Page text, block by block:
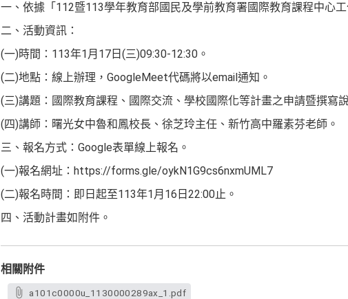
一、依據「112暨113學年教育部國民及學前教育署國際教育課程中心工
二、活動資訊：
(一)時間：113年1月17日(三)09:30-12:30。
(二)地點：線上辦理，GoogleMeet代碼將以email通知。
(三)講題：國際教育課程、國際交流、學校國際化等計畫之申請暨撰寫
(四)講師：曙光女中魯和鳳校長、徐芝玲主任、新竹高中羅素芬老師。
三、報名方式：Google表單線上報名。
(一)報名網址：https://forms.gle/oykN1G9cs6nxmUML7
(二)報名時間：即日起至113年1月16日22:00止。
四、活動計畫如附件。
相關附件
a101c0000u_1130000289ax_1.pdf